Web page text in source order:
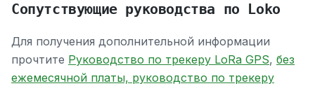
Сопутствующие руководства по Loko
Для получения дополнительной информации
прочтите Руководство по трекеру LoRa GPS, без
ежемесячной платы, руководство по трекеру